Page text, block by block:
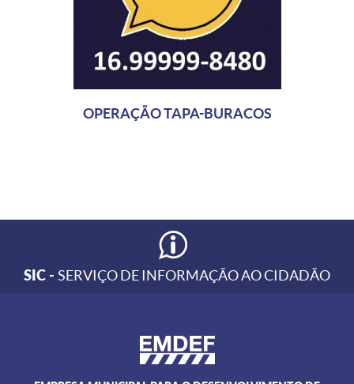
OPERAÇÃO TAPA-BURACOS
SIC - SERVIÇO DE INFORMAÇÃO AO CIDADÃO